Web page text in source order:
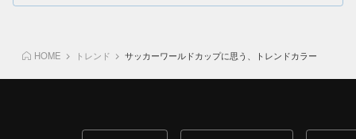
HOME トレンド サッカーワールドカップに思う、トレンドカラー